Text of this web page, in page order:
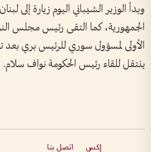
وبدأ الوزير الشيباني اليوم زيارة إلى
الجمهورية، كما التقى رئيس مجلس
الأولى لمسؤول سوري للرئيس بري بعد
ينتقل للقاء رئيس الحكومة نواف سلام.
إكس
اتصل بنا